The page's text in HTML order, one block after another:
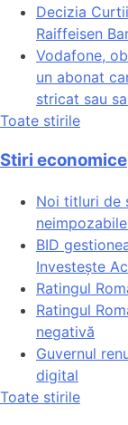
Decizia
Raiffeisen
Vodafone,
un abonat
stricat sau
Toate stirile
Stiri economice
Noi titluri de
BID
Investește
Ratingul
Ratingul
negativă
Guvernul
digital
Toate stirile